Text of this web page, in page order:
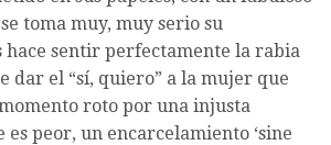
toma muy, muy serio su
hace sentir perfectamente la rabia
dar el “sí, quiero” a la mujer que
roto por una injusta
es peor, un encarcelamiento ‘sine